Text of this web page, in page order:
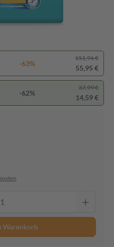
-63%
151,96 €
55,95 €
-62%
37,99 €
14,59 €
Warenkorb